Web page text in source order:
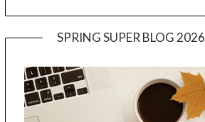
SPRING SUPER BLOG 2026